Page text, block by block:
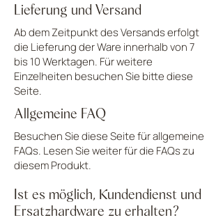
Lieferung und Versand
Ab dem Zeitpunkt des Versands erfolgt
die Lieferung der Ware innerhalb von 7
bis 10 Werktagen. Für weitere
Einzelheiten besuchen Sie bitte diese
Seite.
Allgemeine FAQ
Besuchen Sie diese Seite für allgemeine
FAQs. Lesen Sie weiter für die FAQs zu
diesem Produkt.
Ist es möglich, Kundendienst und
Ersatzhardware zu erhalten?